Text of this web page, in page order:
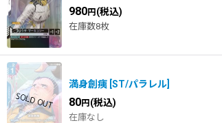
980円 (税込)
在庫数8枚
満身創痍 ST/パラレル
80円 (税込)
在庫なし